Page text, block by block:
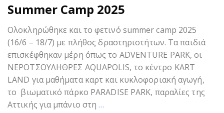
Summer Camp 2025
Ολοκληρώθηκε και το φετινό summer camp 2025
(16/6 – 18/7) με πλήθος δραστηριοτήτων. Τα παιδιά
επισκέφθηκαν μέρη όπως το ADVENTURE PARK, οι
ΝΕΡΟΤΣΟΥΛΗΘΡΕΣ AQUAPOLIS, το κέντρο KART
LAND για μαθήματα καρτ και κυκλοφοριακή αγωγή,
το βιωματικό πάρκο PARADISE PARK, παραλίες της
Αττικής για μπάνιο στη…